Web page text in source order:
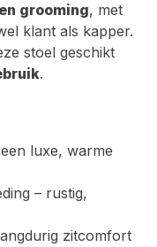
grooming, met
klant als kapper.
stoel geschikt
.
luxe, warme
– rustig,
zitcomfort